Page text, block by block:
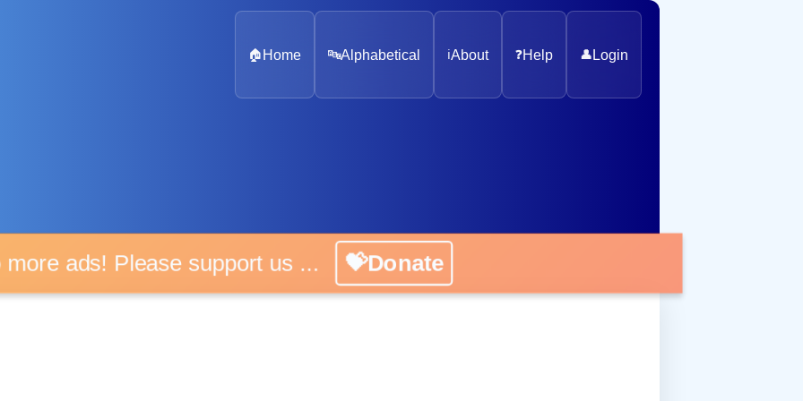
🏠 Home 🔤Alphabetical ℹ️About ❓Help 👤 Login
ads! Please support us ... 💝Donate